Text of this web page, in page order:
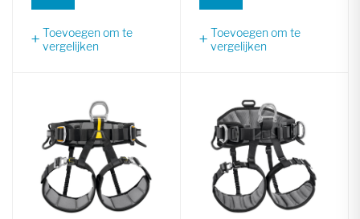
Toevoegen om te
vergelijken
Toevoegen om te
vergelijken